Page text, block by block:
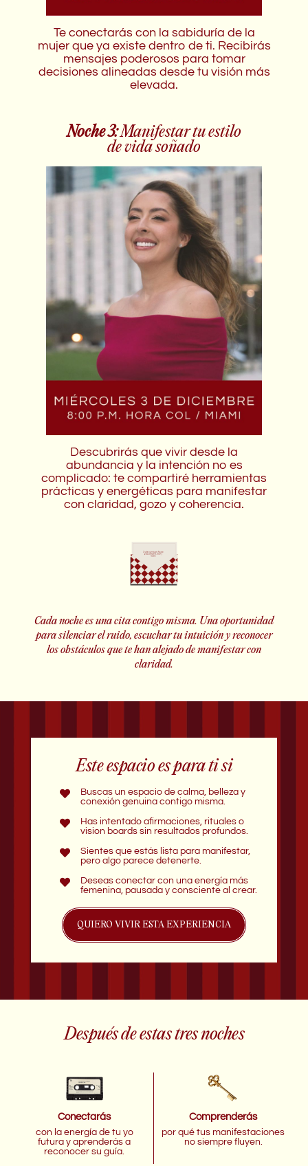
Te conectarás con la sabiduría de la
mujer que ya existe dentro de ti. Recibirás
mensajes poderosos para tomar
decisiones alineadas desde tu visión más
elevada.
Noche 3:Manifestar tu estilo
de vida soñado
Descubrirás que vivir desde la
abundancia y la intención no es
complicado: te compartiré herramientas
prácticas y energéticas para manifestar
con claridad, gozo y coherencia.
Cada noche es una cita contigo misma. Una oportunidad
para silenciar el ruido, escuchar tu intuición y reconocer
los obstáculos que te han alejado de manifestar con
claridad.
Este espacio es para ti si
Buscas un espacio de calma, belleza y
conexión genuina contigo misma.
Has intentado afirmaciones, rituales o
vision boards sin resultados profundos.
Sientes que estás lista para manifestar,
pero algo parece detenerte.
Deseas conectar con una energía más
femenina, pausada y consciente al crear.
QUIERO VIVIR ESTA EXPERIENCIA
Después de estas tres noches
Conectarás
con la energía de tu yo
futura y aprenderás a
reconocer su guía.
Comprenderás
por qué tus manifestaciones
no siempre fluyen.